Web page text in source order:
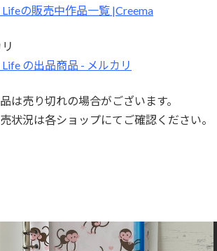
Lifeの販売中作品一覧 |Creema
Life の出品商品 - メルカリ
は売り切れの場合がございます。
状況は各ショップにてご確認ください。